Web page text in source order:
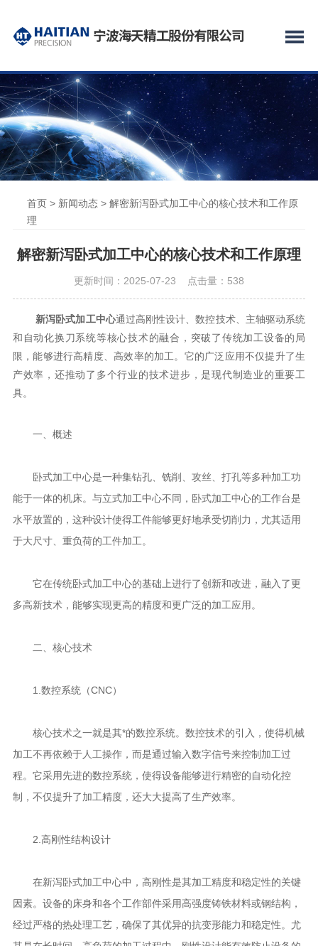
首页> 新闻动态> 解密新泻卧式加工中心的核心技术和工作原
理
解密新泻卧式加工中心的核心技术和工作原理
更新时间：2025-07-23 点击量： 538
新泻卧式加工中心通过高刚性设计、数控技术、主轴驱动系统
和自动化换刀系统等核心技术的融合，突破了传统加工设备的局
限，能够进行高精度、高效率的加工。它的广泛应用不仅提升了生
产效率，还推动了多个行业的技术进步，是现代制造业的重要工
具。
一、概述
卧式加工中心是一种集钻孔、铣削、攻丝、打孔等多种加工功
能于一体的机床。与立式加工中心不同，卧式加工中心的工作台是
水平放置的，这种设计使得工件能够更好地承受切削力，尤其适用
于大尺寸、重负荷的工件加工。
它在传统卧式加工中心的基础上进行了创新和改进，融入了更
多高新技术，能够实现更高的精度和更广泛的加工应用。
二、核心技术
1.数控系统（CNC）
核心技术之一就是其*的数控系统。数控技术的引入，使得机械
加工不再依赖于人工操作，而是通过输入数字信号来控制加工过
程。它采用先进的数控系统，使得设备能够进行精密的自动化控
制，不仅提升了加工精度，还大大提高了生产效率。
2.高刚性结构设计
在新泻卧式加工中心中，高刚性是其加工精度和稳定性的关键
因素。设备的床身和各个工作部件采用高强度铸铁材料或钢结构，
经过严格的热处理工艺，确保了其优异的抗变形能力和稳定性。尤